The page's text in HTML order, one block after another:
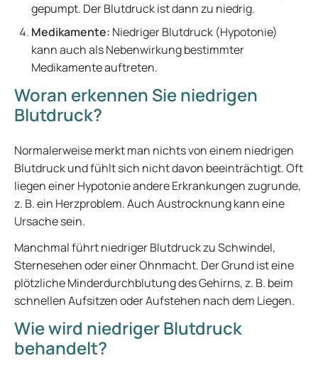
gepumpt. Der Blutdruck ist dann zu niedrig.
Medikamente: Niedriger Blutdruck (Hypotonie)
kann auch als Nebenwirkung bestimmter
Medikamente auftreten.
Woran erkennen Sie niedrigen
Blutdruck?
Normalerweise merkt man nichts von einem niedrigen
Blutdruck und fühlt sich nicht davon beeinträchtigt. Oft
liegen einer Hypotonie andere Erkrankungen zugrunde,
z. B. ein Herzproblem. Auch Austrocknung kann eine
Ursache sein.
Manchmal führt niedriger Blutdruck zu Schwindel,
Sternesehen oder einer Ohnmacht. Der Grund ist eine
plötzliche Minderdurchblutung des Gehirns, z. B. beim
schnellen Aufsitzen oder Aufstehen nach dem Liegen.
Wie wird niedriger Blutdruck
behandelt?